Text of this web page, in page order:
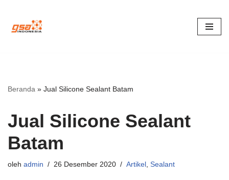
Lompat
Beranda » Jual Silicone Sealant Batam
Jual Silicone Sealant
Batam
oleh admin 26 Desember 2020 Artikel , Sealant